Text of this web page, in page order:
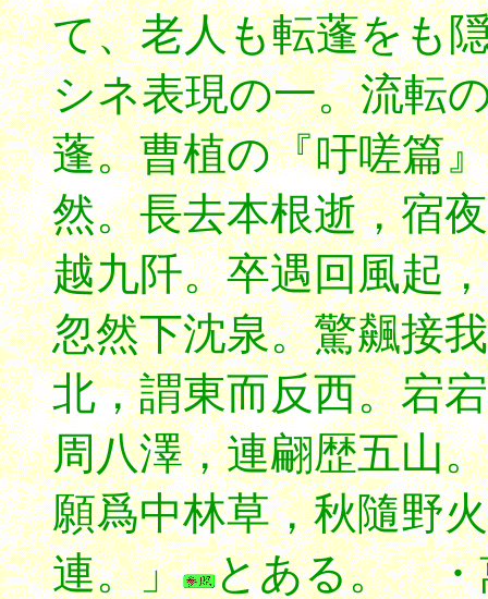
て、老人も転蓬をも
シネ表現の一。流転
蓬。曹植の『吁嗟篇
然。長去本根逝，宿
越九阡。卒遇回風起
忽然下沈泉。驚飆接
北，謂東而反西。宕
周八澤，連翩歴五山
願爲中林草，秋隨野
連。」
とある。 ・